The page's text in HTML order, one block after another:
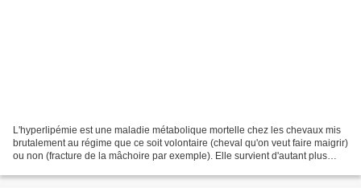
L'hyperlipémie est une maladie métabolique mortelle chez les chevaux mis
brutalement au régime que ce soit volontaire (cheval qu'on veut faire maigrir)
ou non (fracture de la mâchoire par exemple). Elle survient d'autant plus